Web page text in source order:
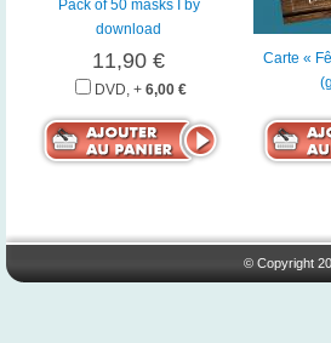
Pack of 50 masks I by
download
11,90 €
DVD, + 6,00 €
Carte «
© Copyright